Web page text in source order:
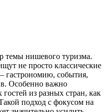
темы нишевого туризма.
не просто классические
события,
Особенно важно
из разных стран, как
подход с фокусом на